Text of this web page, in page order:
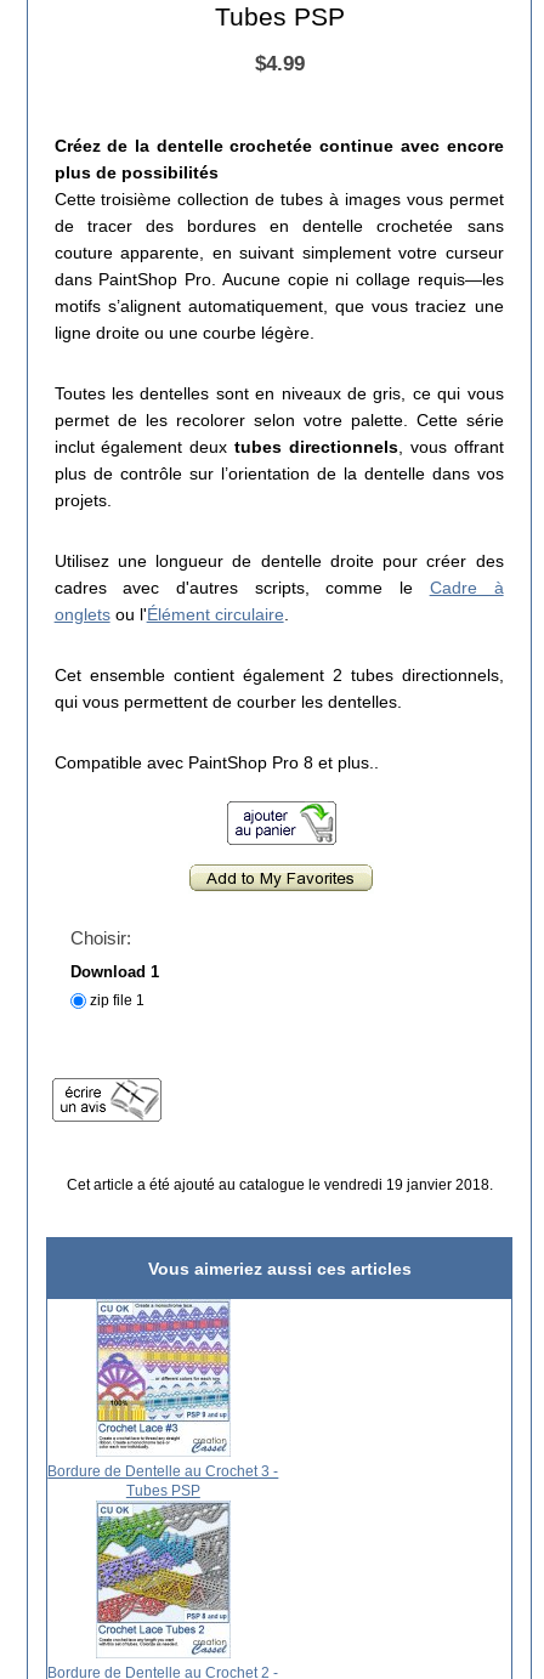
Tubes PSP
$4.99
Créez de la dentelle crochetée continue avec encore
plus de possibilités
Cette troisième collection de tubes à images vous permet
de tracer des bordures en dentelle crochetée sans
couture apparente, en suivant simplement votre curseur
dans PaintShop Pro. Aucune copie ni collage requis—les
motifs s’alignent automatiquement, que vous traciez une
ligne droite ou une courbe légère.
Toutes les dentelles sont en niveaux de gris, ce qui vous
permet de les recolorer selon votre palette. Cette série
inclut également deux tubes directionnels, vous offrant
plus de contrôle sur l’orientation de la dentelle dans vos
projets.
Utilisez une longueur de dentelle droite pour créer des
cadres avec d'autres scripts, comme le Cadre à
ongletsou l'Élément circulaire
Cet ensemble contient également 2 tubes directionnels,
qui vous permettent de courber les dentelles.
Compatible avec PaintShop Pro 8 et plus..
Choisir:
Download 1
zip file 1
Cet article a été ajouté au catalogue le vendredi 19 janvier 2018.
Vous aimeriez aussi ces articles
Bordure de Dentelle au Crochet 3 -
Tubes PSP
Bordure de Dentelle au Crochet 2 -